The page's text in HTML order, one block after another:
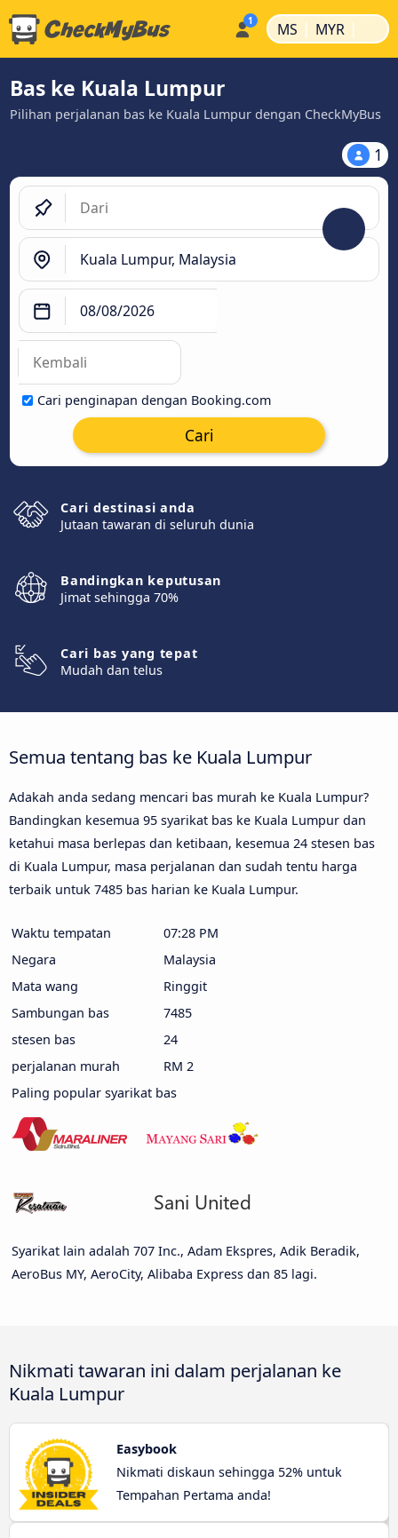
MS | MYR |
Bas ke Kuala Lumpur
Pilihan perjalanan bas ke Kuala Lumpur dengan CheckMyBus
1
Cari penginapan dengan Booking.com
Cari
Cari destinasi anda
Jutaan tawaran di seluruh dunia
Bandingkan keputusan
Jimat sehingga 70%
Cari bas yang tepat
Mudah dan telus
Semua tentang bas ke Kuala Lumpur
Adakah anda sedang mencari bas murah ke Kuala Lumpur?
Bandingkan kesemua 95 syarikat bas ke Kuala Lumpur dan
ketahui masa berlepas dan ketibaan, kesemua 24 stesen bas
di Kuala Lumpur, masa perjalanan dan sudah tentu harga
terbaik untuk 7485 bas harian ke Kuala Lumpur.
Waktu tempatan
07:28 PM
Negara
Malaysia
Mata wang
Ringgit
Sambungan bas
7485
stesen bas
24
perjalanan murah
RM 2
Paling popular syarikat bas
Syarikat lain adalah 707 Inc., Adam Ekspres, Adik Beradik,
AeroBus MY, AeroCity, Alibaba Express dan 85 lagi.
Nikmati tawaran ini dalam perjalanan ke
Kuala Lumpur
Easybook
Nikmati diskaun sehingga 52% untuk
Tempahan Pertama anda!